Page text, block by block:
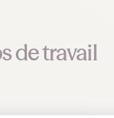
de travail